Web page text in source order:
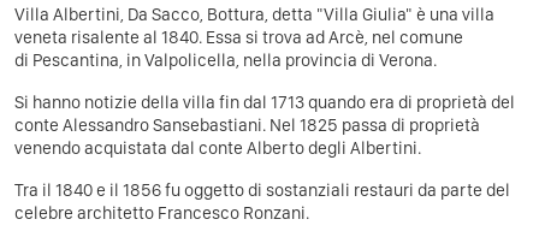
Villa Albertini, Da Sacco, Bottura, detta "Villa Giulia" è una villa
veneta risalente al 1840. Essa si trova ad Arcè, nel comune
di Pescantina, in Valpolicella, nella provincia di Verona.
Si hanno notizie della villa fin dal 1713 quando era di proprietà del
conte Alessandro Sansebastiani. Nel 1825 passa di proprietà
venendo acquistata dal conte Alberto degli Albertini.
Tra il 1840 e il 1856 fu oggetto di sostanziali restauri da parte del
celebre architetto Francesco Ronzani.